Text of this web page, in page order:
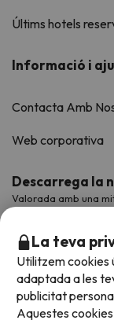
Últims hotels
Informació i
Contacta Amb
Web corporativa
Descarrega la
Valorada amb una
La teva
Utilitzem cookies
adaptada a les
publicitat
Aquestes